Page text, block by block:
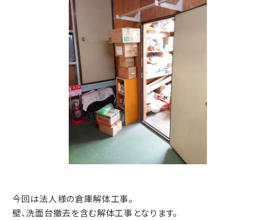
今回は法人様の倉庫解体工事。
壁、洗面台撤去を含む解体工事となります。